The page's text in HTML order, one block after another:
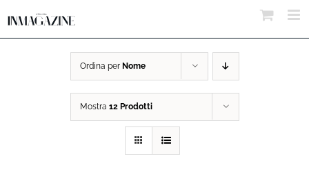
Ordina per Nome
Mostra 12 Prodotti